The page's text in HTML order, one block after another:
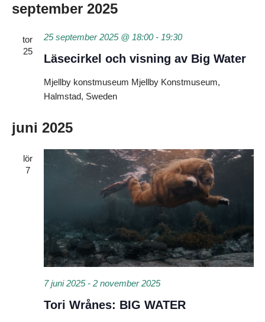
september 2025
tor
25
Läsecirkel och visning av Big Water
25 september 2025 @ 18:00- 19:30
Mjellby konstmuseum Mjellby Konstmuseum,
Halmstad, Sweden
juni 2025
lör
7
Tori Wrånes: BIG WATER
7 juni 2025- 2 november 2025